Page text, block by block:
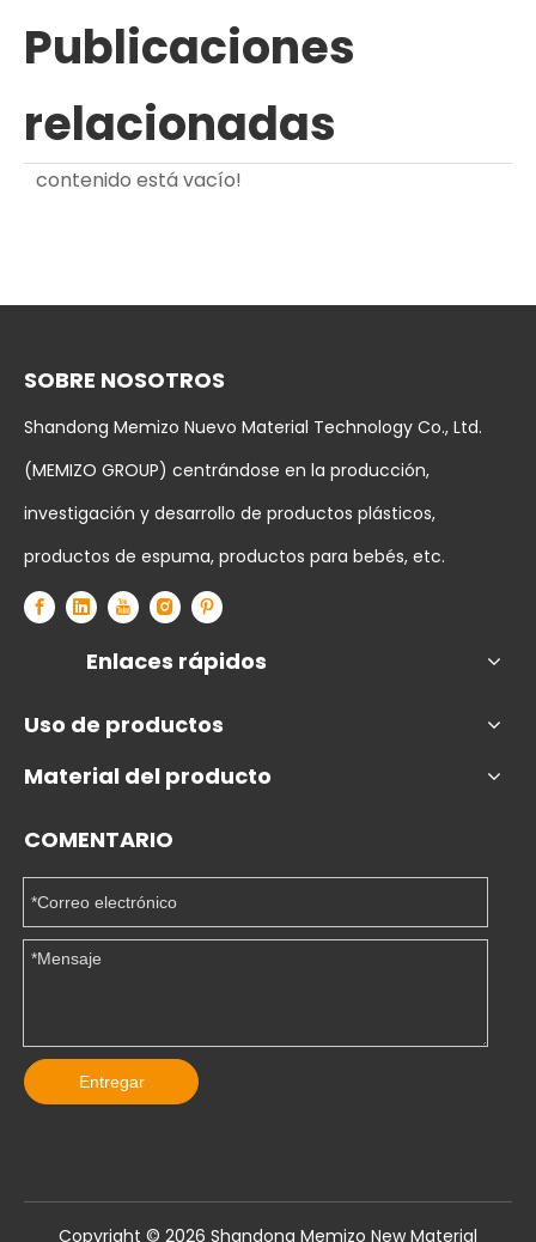
Publicaciones
relacionadas
contenido está vacío!
SOBRE NOSOTROS
Shandong Memizo Nuevo Material Technology Co., Ltd.
(MEMIZO GROUP) centrándose en la producción,
investigación y desarrollo de productos plásticos,
productos de espuma, productos para bebés, etc.
Enlaces rápidos
Uso de productos
Material del producto
COMENTARIO
Entregar
Copyright ©️ 2026 Shandong Memizo New Material